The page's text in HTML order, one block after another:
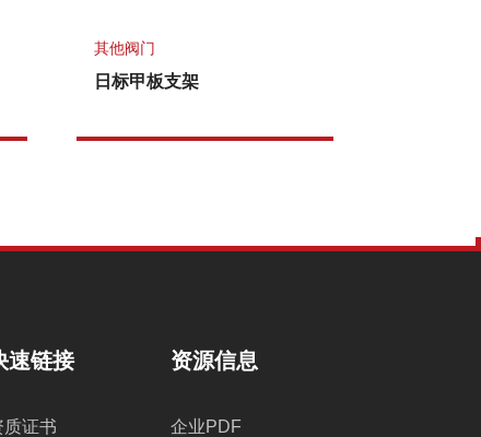
其他阀门
日标甲板支架
速链接
质证书
资源信息
企业PDF